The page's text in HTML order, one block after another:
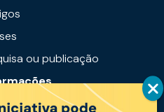
ou publicação